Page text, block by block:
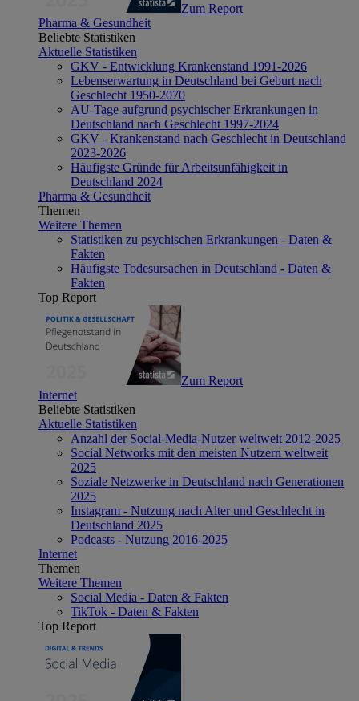
Zum Report
Pharma & Gesundheit
Beliebte Statistiken
Aktuelle Statistiken
GKV - Entwicklung Krankenstand 1991-2026
Lebenserwartung in Deutschland bei Geburt nach
Geschlecht 1950-2070
AU-Tage aufgrund psychischer Erkrankungen in
Deutschland nach Geschlecht 1997-2024
GKV - Krankenstand nach Geschlecht in Deutschland
2023-2026
Häufigste Gründe für Arbeitsunfähigkeit in
Deutschland 2024
Pharma & Gesundheit
Themen
Weitere Themen
Statistiken zu psychischen Erkrankungen - Daten &
Fakten
Häufigste Todesursachen in Deutschland - Daten &
Fakten
Top Report
Zum Report
Internet
Beliebte Statistiken
Aktuelle Statistiken
Anzahl der Social-Media-Nutzer weltweit 2012-2025
Social Networks mit den meisten Nutzern weltweit
2025
Soziale Netzwerke in Deutschland nach Generationen
2025
Instagram - Nutzung nach Alter und Geschlecht in
Deutschland 2025
Podcasts - Nutzung 2016-2025
Internet
Themen
Weitere Themen
Social Media - Daten & Fakten
TikTok - Daten & Fakten
Top Report